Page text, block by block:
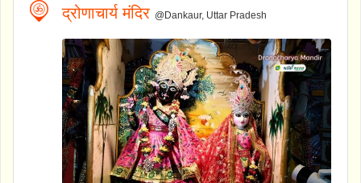
द्रोणाचार्य मंदिर @Dankaur, Uttar Pradesh